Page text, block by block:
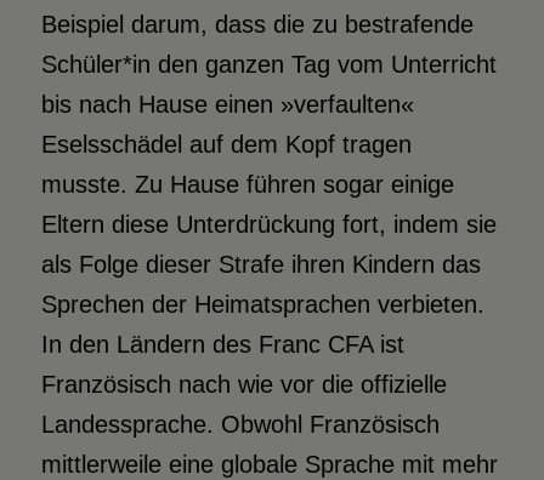
Beispiel darum, dass die zu bestrafende
Schüler*in den ganzen Tag vom Unterricht
bis nach Hause einen »verfaulten«
Eselsschädel auf dem Kopf tragen
musste. Zu Hause führen sogar einige
Eltern diese Unterdrückung fort, indem sie
als Folge dieser Strafe ihren Kindern das
Sprechen der Heimatsprachen verbieten.
In den Ländern des Franc CFA ist
Französisch nach wie vor die offizielle
Landessprache. Obwohl Französisch
mittlerweile eine globale Sprache mit mehr